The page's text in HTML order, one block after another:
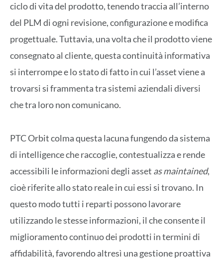
ciclo di vita del prodotto, tenendo traccia all’interno
del PLM di ogni revisione, configurazione e modifica
progettuale. Tuttavia, una volta che il prodotto viene
consegnato al cliente, questa continuità informativa
si interrompe e lo stato di fatto in cui l’asset viene a
trovarsi si frammenta tra sistemi aziendali diversi
che tra loro non comunicano.
PTC Orbit colma questa lacuna fungendo da sistema
di intelligence che raccoglie, contestualizza e rende
accessibili le informazioni degli asset as maintained,
cioè riferite allo stato reale in cui essi si trovano. In
questo modo tutti i reparti possono lavorare
utilizzando le stesse informazioni, il che consente il
miglioramento continuo dei prodotti in termini di
affidabilità, favorendo altresì una gestione proattiva